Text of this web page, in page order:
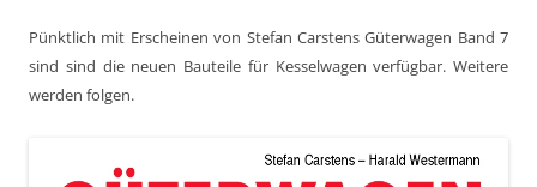
Pünktlich mit Erscheinen von Stefan Carstens Güterwagen Band 7
sind sind die neuen Bauteile für Kesselwagen verfügbar. Weitere
werden folgen.